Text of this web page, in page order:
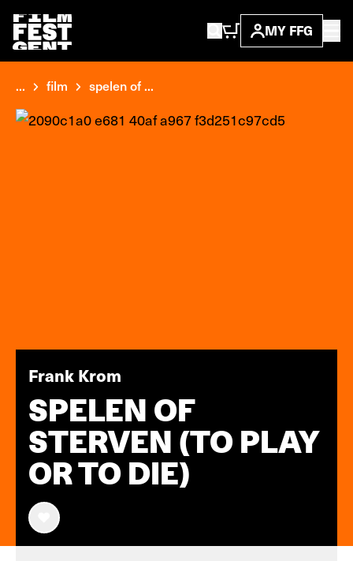
MY FFG
... film spelen of ...
Frank Krom
SPELEN OF
STERVEN (TO PLAY
OR TO DIE)